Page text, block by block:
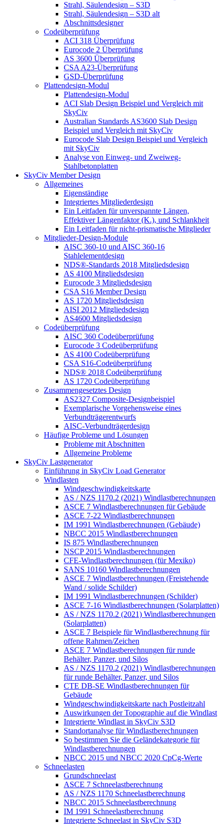
Strahl, Säulendesign – S3D
Strahl, Säulendesign – S3D alt
Abschnittsdesigner
Codeüberprüfung
ACI 318 Überprüfung
Eurocode 2 Überprüfung
AS 3600 Überprüfung
CSA A23-Überprüfung
GSD-Überprüfung
Plattendesign-Modul
Plattendesign-Modul
ACI Slab Design Beispiel und Vergleich mit
SkyCiv
Australian Standards AS3600 Slab Design
Beispiel und Vergleich mit SkyCiv
Eurocode Slab Design Beispiel und Vergleich
mit SkyCiv
Analyse von Einweg- und Zweiweg-
Stahlbetonplatten
SkyCiv Member Design
Allgemeines
Eigenständige
Integriertes Mitgliederdesign
Ein Leitfaden für unverspannte Längen,
Effektiver Längenfaktor (K.), und Schlankheit
Ein Leitfaden für nicht-prismatische Mitglieder
Mitglieder-Design-Module
AISC 360-10 und AISC 360-16
Stahlelementdesign
NDS®-Standards 2018 Mitgliedsdesign
AS 4100 Mitgliedsdesign
Eurocode 3 Mitgliedsdesign
CSA S16 Member Design
AS 1720 Mitgliedsdesign
AISI 2012 Mitgliedsdesign
AS4600 Mitgliedsdesign
Codeüberprüfung
AISC 360 Codeüberprüfung
Eurocode 3 Codeüberprüfung
AS 4100 Codeüberprüfung
CSA S16-Codeüberprüfung
NDS® 2018 Codeüberprüfung
AS 1720 Codeüberprüfung
Zusammengesetztes Design
AS2327 Composite-Designbeispiel
Exemplarische Vorgehensweise eines
Verbundträgerentwurfs
AISC-Verbundträgerdesign
Häufige Probleme und Lösungen
Probleme mit Abschnitten
Allgemeine Probleme
SkyCiv Lastgenerator
Einführung in SkyCiv Load Generator
Windlasten
Windgeschwindigkeitskarte
AS / NZS 1170.2 (2021) Windlastberechnungen
ASCE 7 Windlastberechnungen für Gebäude
ASCE 7-22 Windlastberechnungen
IM 1991 Windlastberechnungen (Gebäude)
NBCC 2015 Windlastberechnungen
IS 875 Windlastberechnungen
NSCP 2015 Windlastberechnungen
CFE-Windlastberechnungen (für Mexiko)
SANS 10160 Windlastberechnungen
ASCE 7 Windlastberechnungen (Freistehende
Wand / solide Schilder)
IM 1991 Windlastberechnungen (Schilder)
ASCE 7-16 Windlastberechnungen (Solarplatten)
AS / NZS 1170.2 (2021) Windlastberechnungen
(Solarplatten)
ASCE 7 Beispiele für Windlastberechnung für
offene Rahmen/Zeichen
ASCE 7 Windlastberechnungen für runde
Behälter, Panzer, und Silos
AS / NZS 1170.2 (2021) Windlastberechnungen
für runde Behälter, Panzer, und Silos
CTE DB-SE Windlastberechnungen für
Gebäude
Windgeschwindigkeitskarte nach Postleitzahl
Auswirkungen der Topographie auf die Windlast
Integrierte Windlast in SkyCiv S3D
Standortanalyse für Windlastberechnungen
So bestimmen Sie die Geländekategorie für
Windlastberechnungen
NBCC 2015 und NBCC 2020 CpCg-Werte
Schneelasten
Grundschneelast
ASCE 7 Schneelastberechnung
AS / NZS 1170 Schneelastberechnung
NBCC 2015 Schneelastberechnung
IM 1991 Schneelastberechnung
Integrierte Schneelast in SkyCiv S3D